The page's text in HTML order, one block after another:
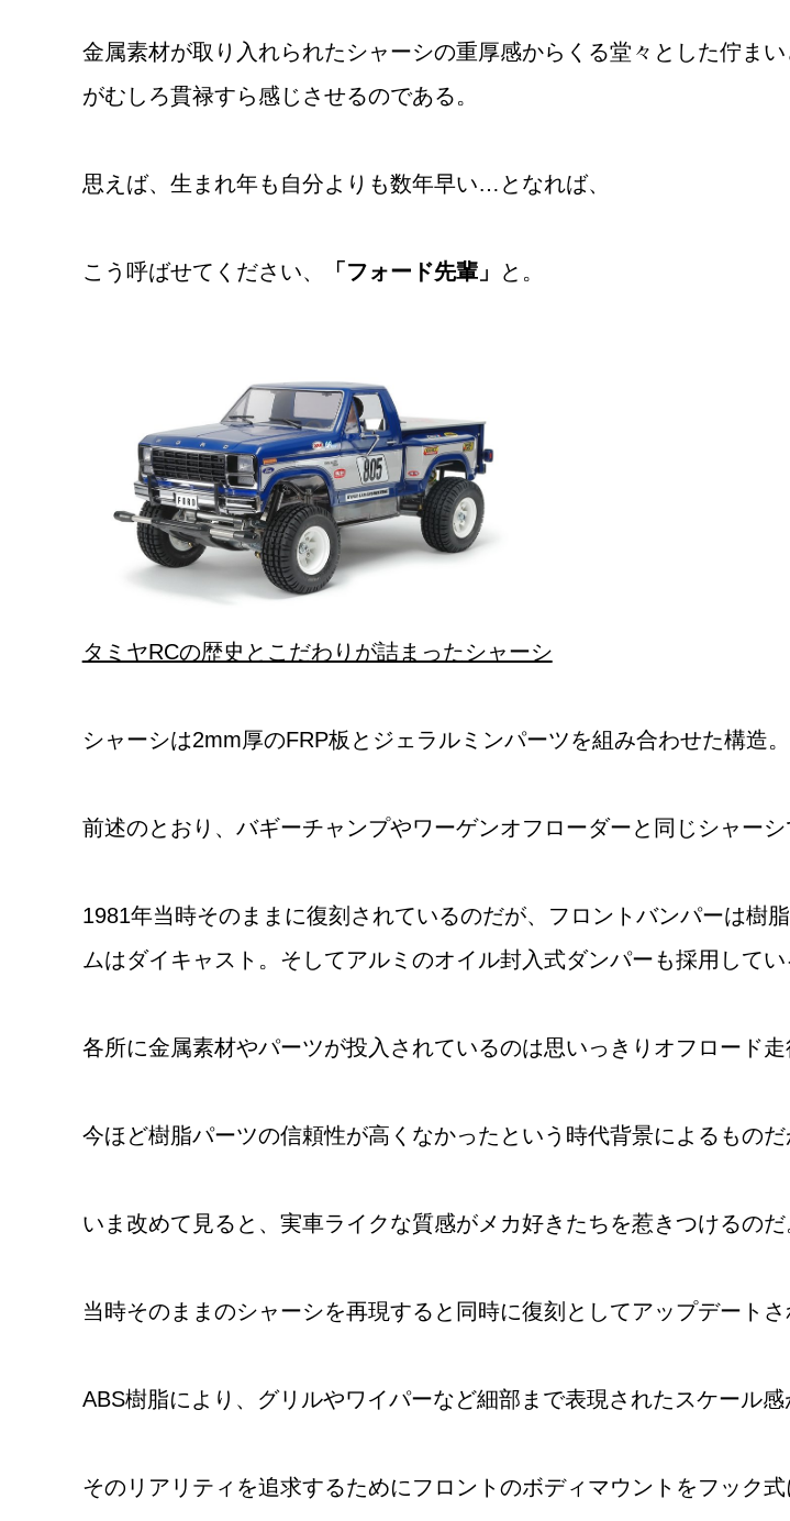
金属素材が取り入れられたシャーシの重厚感からくる堂々とした佇ま
がむしろ貫禄すら感じさせるのである。
思えば、生まれ年も自分よりも数年早い…となれば、
こう呼ばせてください、 「フォード先輩」 と。
タミヤRCの歴史とこだわりが詰まったシャーシ
シャーシは2mm厚のFRP板とジェラルミンパーツを組み合わせた構造。
前述のとおり、バギーチャンプやワーゲンオフローダーと同じシャーシ
1981年当時そのままに復刻されているのだが、フロントバンパーは樹
ムはダイキャスト。そしてアルミのオイル封入式ダンパーも採用してい
各所に金属素材やパーツが投入されているのは思いっきりオフロード
今ほど樹脂パーツの信頼性が高くなかったという時代背景によるものだ
いま改めて見ると、実車ライクな質感がメカ好きたちを惹きつけるのだ
当時そのままのシャーシを再現すると同時に復刻としてアップデートさ
ABS樹脂により、グリルやワイパーなど細部まで表現されたスケール感
そのリアリティを追求するためにフロントのボディマウントをフック